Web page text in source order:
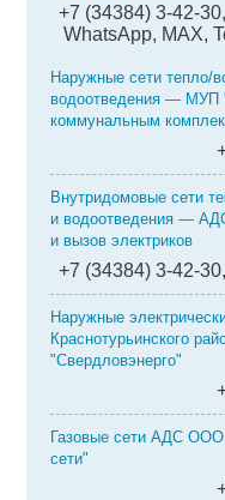
+7 (34384) 3-42-
WhatsApp, MAX,
Наружные сети тепло/
водоотведения — МУП
коммунальным
Внутридомовые сети
и водоотведения —
и вызов электриков
+7 (34384) 3-42-
Наружные
Краснотурьинского
"Свердловэнерго"
Газовые сети АДС ООО
сети"